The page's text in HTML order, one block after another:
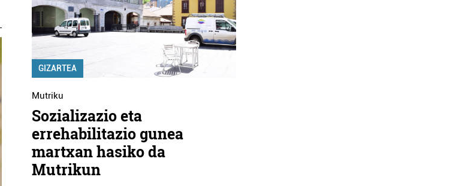
GIZARTEA
Mutriku
Sozializazio eta
errehabilitazio gunea
martxan hasiko da
Mutrikun